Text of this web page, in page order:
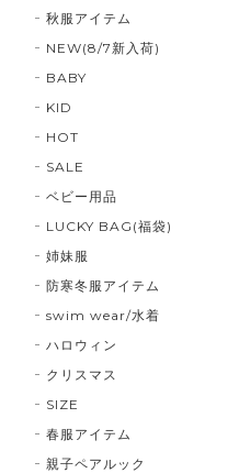
秋服アイテム
NEW(8/7新入荷)
BABY
KID
HOT
SALE
ベビー用品
LUCKY BAG(福袋)
姉妹服
防寒冬服アイテム
swim wear/水着
ハロウィン
クリスマス
SIZE
春服アイテム
親子ペアルック